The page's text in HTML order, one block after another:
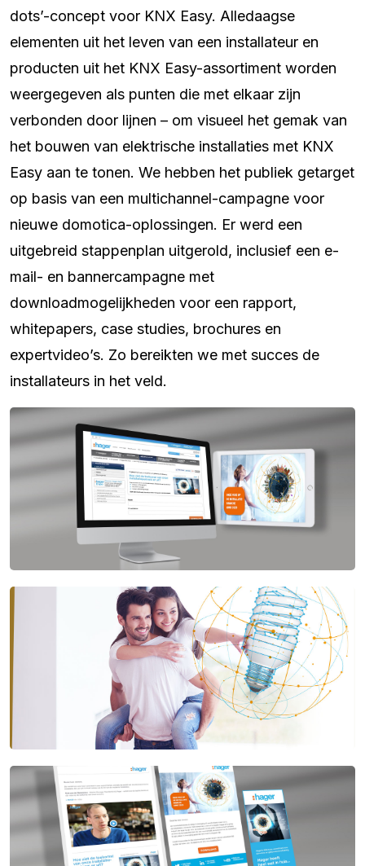
dots’-concept voor KNX Easy. Alledaagse
elementen uit het leven van een installateur en
producten uit het KNX Easy-assortiment worden
weergegeven als punten die met elkaar zijn
verbonden door lijnen – om visueel het gemak van
het bouwen van elektrische installaties met KNX
Easy aan te tonen. We hebben het publiek getarget
op basis van een multichannel-campagne voor
nieuwe domotica-oplossingen. Er werd een
uitgebreid stappenplan uitgerold, inclusief een e-
mail- en bannercampagne met
downloadmogelijkheden voor een rapport,
whitepapers, case studies, brochures en
expertvideo’s. Zo bereikten we met succes de
installateurs in het veld.